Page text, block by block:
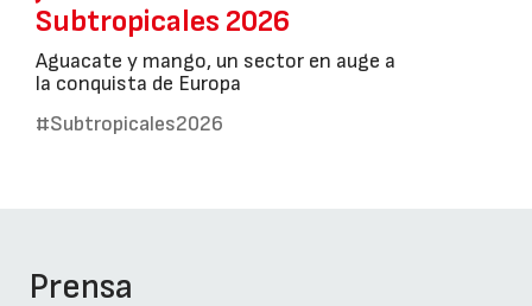
Subtropicales 2026
Aguacate y mango, un sector en auge a
la conquista de Europa
#Subtropicales2026
Prensa